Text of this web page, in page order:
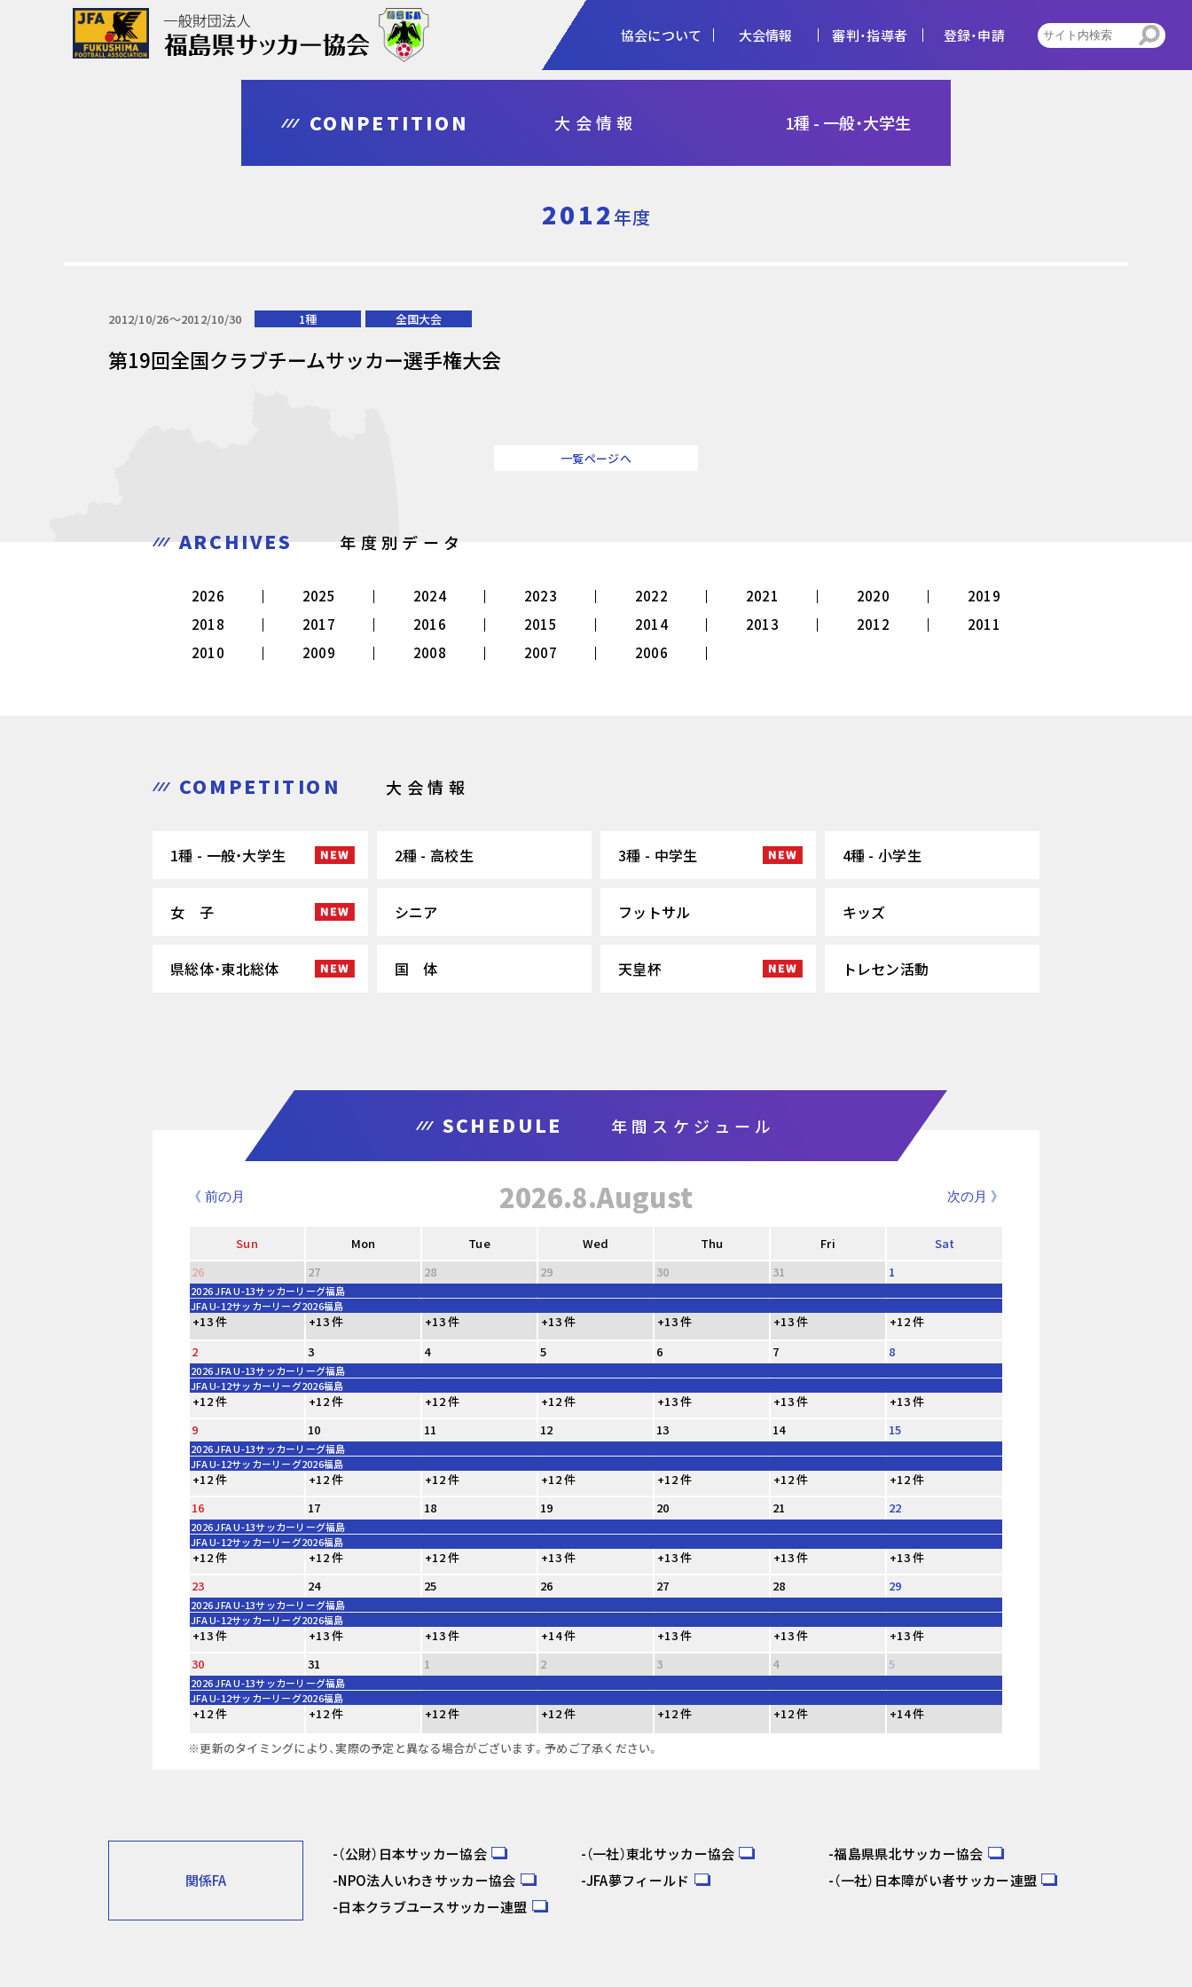
協会について
協会について 協会概要 予算・決算 事業計画・報告 ビジョン
大会情報
女子
シニア
キッズ
県総体・東北総体
国体 天皇杯 トレセン活動
審判・指導者
審判・指導者 審判 指導者
登録・申請
加盟登録 各種申請
CONPETITION 大会情報 1種 - 一般・大学生
2012年度
2012/10/26〜2012/10/30 1種 全国大会
第19回全国クラブチームサッカー選手権大会
一覧ページへ
ARCHIVES 年度別データ
2026 2025 2024 2023 2022 2021 2020
2019
2018
2017 2016 2015 2014 2013 2012
2011
2010
2009 2008 2007 2006
COMPETITION 大会情報
1種 - 一般・大学生 2種 - 高校生 3種 - 中学生 4種 - 小学生
女 子 シニア フットサル キッズ
県総体・東北総体 国 体 天皇杯 トレセン活動
SCHEDULE 年間スケジュール
《 前の月 次の月 》
2026.8.August
Sun Mon Tue Wed Thu Fri
Sat
26
27 28 29 30 31 1
2026 JFA U-13サッカーリーグ福島
JFA U-12サッカーリーグ2026福島
+13 件 +13 件 +13 件 +13 件 +13 件 +13 件
+12 件
2
3 4 5 6 7 8
2026 JFA U-13サッカーリーグ福島
JFA U-12サッカーリーグ2026福島
+12 件 +12 件 +12 件 +12 件 +13 件 +13 件
+13 件
9
10 11 12 13 14 15
2026 JFA U-13サッカーリーグ福島
JFA U-12サッカーリーグ2026福島
+12 件 +12 件 +12 件 +12 件 +12 件 +12 件
+12 件
16
17 18 19 20 21 22
2026 JFA U-13サッカーリーグ福島
JFA U-12サッカーリーグ2026福島
+12 件 +12 件 +12 件 +13 件 +13 件 +13 件
+13 件
23
24 25 26 27 28 29
2026 JFA U-13サッカーリーグ福島
JFA U-12サッカーリーグ2026福島
+13 件 +13 件 +13 件 +14 件 +13 件 +13 件
+13 件
30
31 1 2 3 4 5
2026 JFA U-13サッカーリーグ福島
JFA U-12サッカーリーグ2026福島
+12 件 +12 件 +12 件 +12 件 +12 件 +12 件 +14 件
※更新のタイミングにより、実際の予定と異なる場合がございます。予めご了承ください。
関係FA
（公財）日本サッカー協会 （一社）東北サッカー協会
福島県県北サッカー協会
NPO法人いわきサッカー協会
JFA夢フィールド
（一社）日本障がい者サッカー連盟
日本クラブユースサッカー連盟